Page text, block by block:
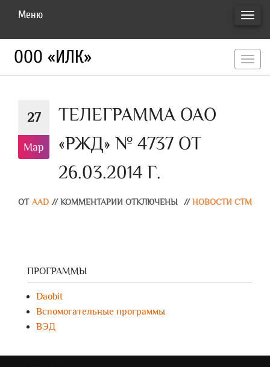
Меню
ООО «ИЛК»
27
Мар
ТЕЛЕГРАММА ОАО
«РЖД» № 4737 ОТ
26.03.2014 Г.
ОТ AAD // КОММЕНТАРИИ ОТКЛЮЧЕНЫ // НОВОСТИ СТМ
ПРОГРАММЫ
Daobit
Вспомогательные программы
ВЭД